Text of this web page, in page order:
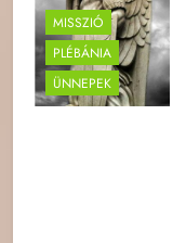
MISSZIÓ
PLÉBÁNIA
ÜNNEPEK